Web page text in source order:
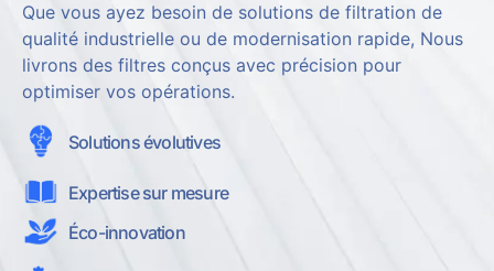
Que vous ayez besoin de solutions de filtration de
qualité industrielle ou de modernisation rapide, Nous
livrons des filtres conçus avec précision pour
optimiser vos opérations.
Solutions évolutives
Expertise sur mesure
Éco-innovation